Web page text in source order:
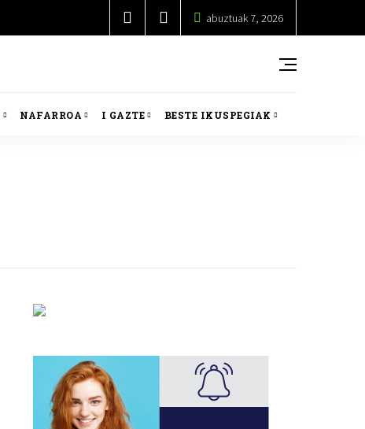
abuztuak 7, 2026
NAFARROA I GAZTE BESTE IKUSPEGIAK